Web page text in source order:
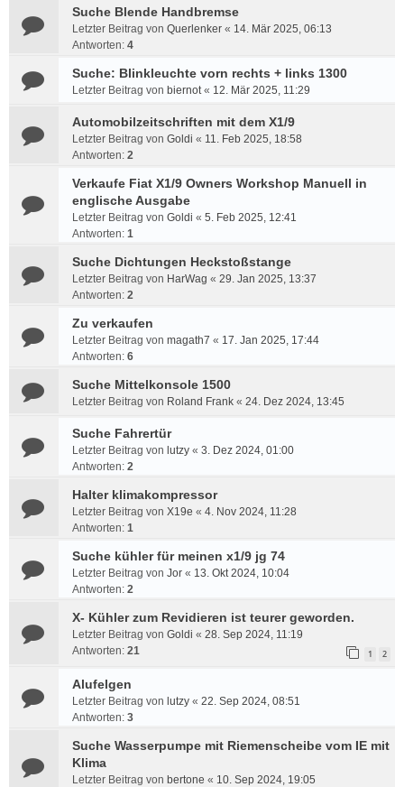
Suche Blende Handbremse
Letzter Beitrag von Querlenker « 14. Mär 2025, 06:13
Antworten: 4
Suche: Blinkleuchte vorn rechts + links 1300
Letzter Beitrag von biernot« 12. Mär 2025, 11:29
Automobilzeitschriften mit dem X1/9
Letzter Beitrag von Goldi « 11. Feb 2025, 18:58
Antworten: 2
Verkaufe Fiat X1/9 Owners Workshop Manuell in
englische Ausgabe
Letzter Beitrag von Goldi « 5. Feb 2025, 12:41
Antworten: 1
Suche Dichtungen Heckstoßstange
Letzter Beitrag von HarWag « 29. Jan 2025, 13:37
Antworten: 2
Zu verkaufen
Letzter Beitrag von magath7 « 17. Jan 2025, 17:44
Antworten: 6
Suche Mittelkonsole 1500
Letzter Beitrag von Roland Frank « 24. Dez 2024, 13:45
Suche Fahrertür
Letzter Beitrag von lutzy « 3. Dez 2024, 01:00
Antworten: 2
Halter klimakompressor
Letzter Beitrag von X19e « 4. Nov 2024, 11:28
Antworten: 1
Suche kühler für meinen x1/9 jg 74
Letzter Beitrag von Jor « 13. Okt 2024, 10:04
Antworten: 2
X- Kühler zum Revidieren ist teurer geworden.
Letzter Beitrag von Goldi « 28. Sep 2024, 11:19
Antworten: 21 1 2
Alufelgen
Letzter Beitrag von lutzy « 22. Sep 2024, 08:51
Antworten: 3
Suche Wasserpumpe mit Riemenscheibe vom IE mit
Klima
Letzter Beitrag von bertone « 10. Sep 2024, 19:05